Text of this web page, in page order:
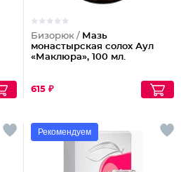
Бизорюк / Мазь
монастырская солох Аул
«Маклюра», 100 мл.
615 ₽
Рекомендуем